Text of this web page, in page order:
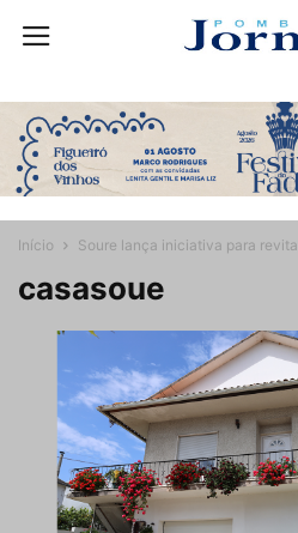
Início Soure lança iniciativa para
casasoue